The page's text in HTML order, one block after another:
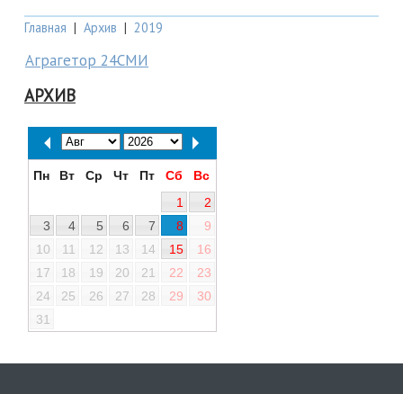
Главная | Архив | 2019
Аграгетор 24СМИ
АРХИВ
Пн Вт Ср Чт Пт Сб
Вс
1
2
3
4 5 6 7 8
9
10
11 12 13 14 15
16
17
18 19 20 21 22
23
24
25 26 27 28 29
30
31